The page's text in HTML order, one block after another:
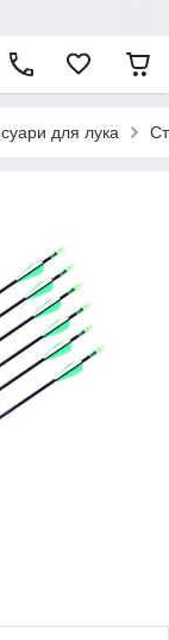
для лука